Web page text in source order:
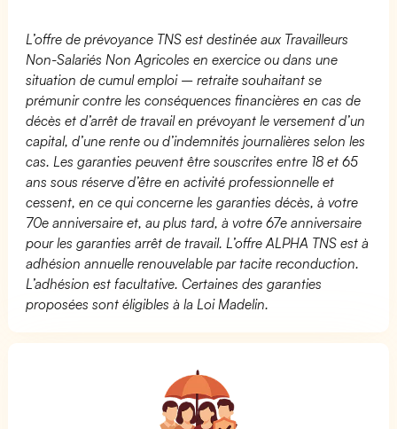
L’offre de prévoyance TNS est destinée aux Travailleurs
Non-Salariés Non Agricoles en exercice ou dans une
situation de cumul emploi – retraite souhaitant se
prémunir contre les conséquences financières en cas de
décès et d’arrêt de travail en prévoyant le versement d’un
capital, d’une rente ou d’indemnités journalières selon les
cas. Les garanties peuvent être souscrites entre 18 et 65
ans sous réserve d’être en activité professionnelle et
cessent, en ce qui concerne les garanties décès, à votre
70e anniversaire et, au plus tard, à votre 67e anniversaire
pour les garanties arrêt de travail. L’offre ALPHA TNS est à
adhésion annuelle renouvelable par tacite reconduction.
L’adhésion est facultative. Certaines des garanties
proposées sont éligibles à la Loi Madelin.